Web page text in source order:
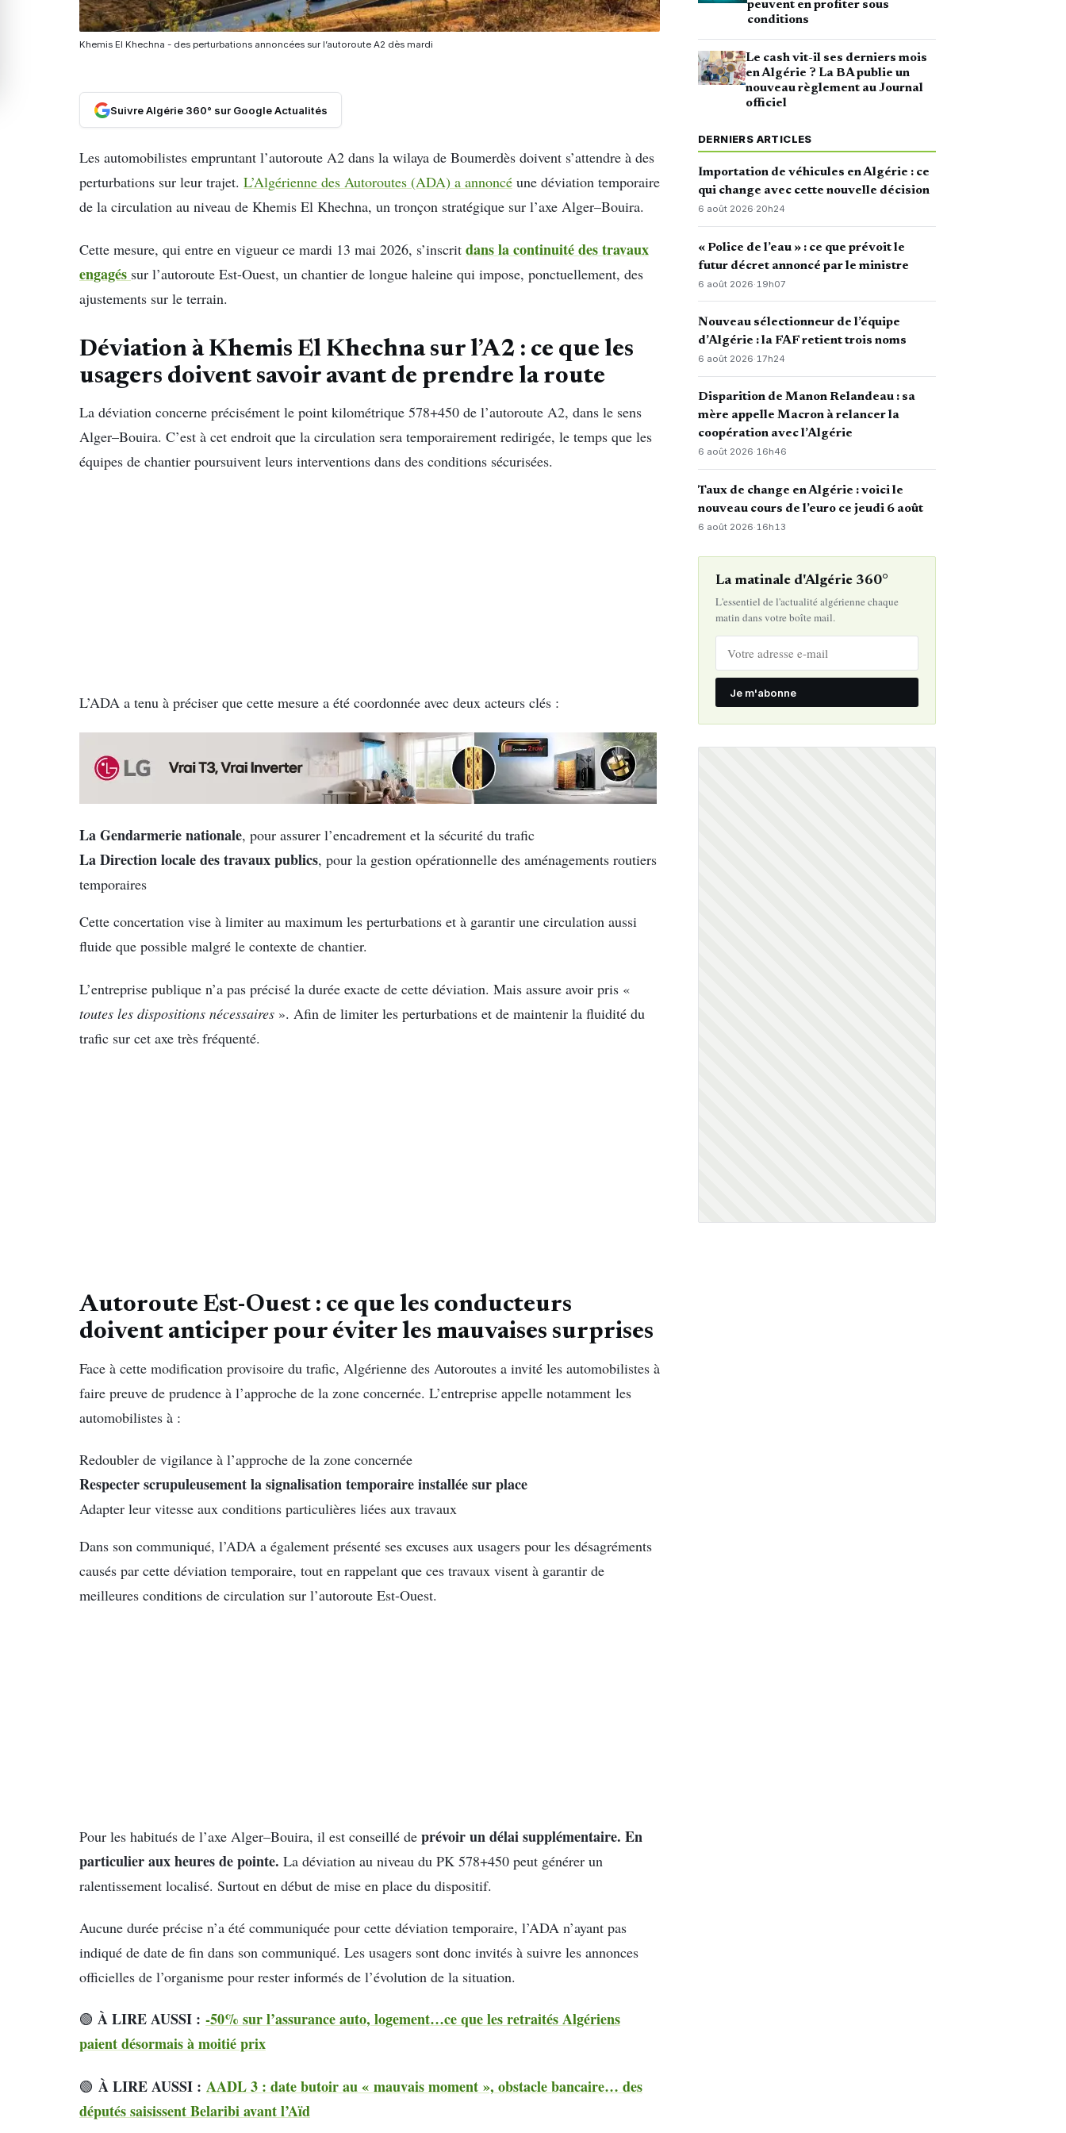
Khemis El Khechna - des perturbations annoncées sur l’autoroute A2 dès mardi
Suivre Algérie 360° sur Google Actualités
Les automobilistes empruntant l’autoroute A2 dans la wilaya de Boumerdès doivent s’attendre à des
perturbations sur leur trajet. L’Algérienne des Autoroutes (ADA) a annoncé une déviation temporaire
de la circulation au niveau de Khemis El Khechna, un tronçon stratégique sur l’axe Alger–Bouira.
Cette mesure, qui entre en vigueur ce mardi 13 mai 2026, s’inscrit dans la continuité des travaux
engagés sur l’autoroute Est-Ouest, un chantier de longue haleine qui impose, ponctuellement, des
ajustements sur le terrain.
Déviation à Khemis El Khechna sur l’A2 : ce que les
usagers doivent savoir avant de prendre la route
La déviation concerne précisément le point kilométrique 578+450 de l’autoroute A2, dans le sens
Alger–Bouira. C’est à cet endroit que la circulation sera temporairement redirigée, le temps que les
équipes de chantier poursuivent leurs interventions dans des conditions sécurisées.
L’ADA a tenu à préciser que cette mesure a été coordonnée avec deux acteurs clés :
La Gendarmerie nationale, pour assurer l’encadrement et la sécurité du trafic
La Direction locale des travaux publics, pour la gestion opérationnelle des aménagements routiers
temporaires
Cette concertation vise à limiter au maximum les perturbations et à garantir une circulation aussi
fluide que possible malgré le contexte de chantier.
L’entreprise publique n’a pas précisé la durée exacte de cette déviation. Mais assure avoir pris «
toutes les dispositions nécessaires ». Afin de limiter les perturbations et de maintenir la fluidité du
trafic sur cet axe très fréquenté.
Autoroute Est-Ouest : ce que les conducteurs
doivent anticiper pour éviter les mauvaises surprises
Face à cette modification provisoire du trafic, Algérienne des Autoroutes a invité les automobilistes à
faire preuve de prudence à l’approche de la zone concernée. L’entreprise appelle notamment les
automobilistes à :
Redoubler de vigilance à l’approche de la zone concernée
Respecter scrupuleusement la signalisation temporaire installée sur place
Adapter leur vitesse aux conditions particulières liées aux travaux
Dans son communiqué, l’ADA a également présenté ses excuses aux usagers pour les désagréments
causés par cette déviation temporaire, tout en rappelant que ces travaux visent à garantir de
meilleures conditions de circulation sur l’autoroute Est-Ouest.
Pour les habitués de l’axe Alger–Bouira, il est conseillé de prévoir un délai supplémentaire. En
particulier aux heures de pointe. La déviation au niveau du PK 578+450 peut générer un
ralentissement localisé. Surtout en début de mise en place du dispositif.
Aucune durée précise n’a été communiquée pour cette déviation temporaire, l’ADA n’ayant pas
indiqué de date de fin dans son communiqué. Les usagers sont donc invités à suivre les annonces
officielles de l’organisme pour rester informés de l’évolution de la situation.
🟢 À LIRE AUSSI : -50% sur l’assurance auto, logement…ce que les retraités Algériens
paient désormais à moitié prix
🟢 À LIRE AUSSI : AADL 3 : date butoir au « mauvais moment », obstacle bancaire… des
députés saisissent Belaribi avant l’Aïd
peuvent en profiter sous
conditions
Le cash vit-il ses derniers mois
en Algérie ? La BA publie un
nouveau règlement au Journal
officiel
DERNIERS ARTICLES
Importation de véhicules en Algérie : ce
qui change avec cette nouvelle décision
6 août 2026·20h24
« Police de l’eau » : ce que prévoit le
futur décret annoncé par le ministre
6 août 2026· 19h07
Nouveau sélectionneur de l’équipe
d’Algérie : la FAF retient trois noms
6 août 2026·17h24
Disparition de Manon Relandeau : sa
mère appelle Macron à relancer la
coopération avec l’Algérie
6 août 2026·16h46
Taux de change en Algérie : voici le
nouveau cours de l’euro ce jeudi 6 août
6 août 2026· 16h13
La matinale d'Algérie 360°
L'essentiel de l'actualité algérienne chaque
matin dans votre boîte mail.
Je m'abonne